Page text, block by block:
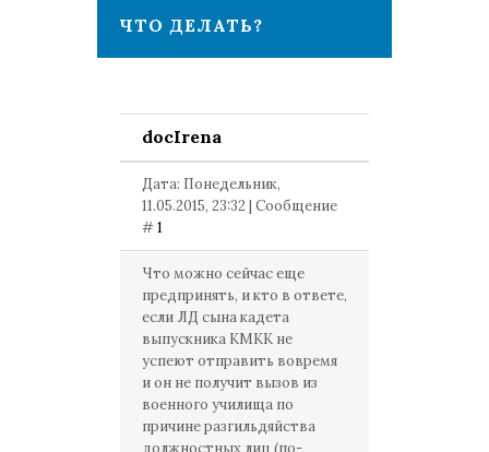
ЧТО ДЕЛАТЬ?
docIrena
Дата: Понедельник,
11.05.2015, 23:32 | Сообщение
#1
Что можно сейчас еще
предпринять, и кто в ответе,
если ЛД сына кадета
выпускника КМКК не
успеют отправить вовремя
и он не получит вызов из
военного училища по
причине разгильдяйства
должностных лиц (по-